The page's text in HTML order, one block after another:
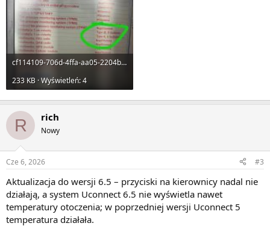
cf114109-706d-4ffa-aa05-2204bf104dcb.jpg
233 KB · Wyświetleń: 4
R rich
Nowy
Cze 6, 2026 #3
Aktualizacja do wersji 6.5 – przyciski na kierownicy nadal nie
działają, a system Uconnect 6.5 nie wyświetla nawet
temperatury otoczenia; w poprzedniej wersji Uconnect 5
temperatura działała.